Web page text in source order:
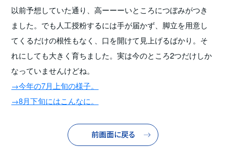
以前予想していた通り、高ーーーいところにつぼみがつき
ました。でも人工授粉するには手が届かず、脚立を用意し
てくるだけの根性もなく、口を開けて見上げるばかり。そ
れにしても大きく育ちました。実は今のところ2つだけしか
なっていませんけどね。
→今年の7月上旬の様子。
→8月下旬にはこんなに。
前画面に戻る